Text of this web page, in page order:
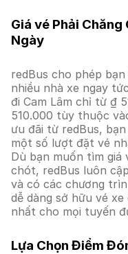
Giá vé Phải
Ngày
redBus cho phép
nhiều nhà xe ngay
đi Cam Lâm chỉ từ ₫
510.000 tùy thuộc
ưu đãi từ redBus,
một số lượt đặt vé
Dù bạn muốn tìm
chót, redBus luôn
và có các chương
dễ dàng sở hữu vé
nhất cho mọi tuyến
Lựa Chọn Điểm